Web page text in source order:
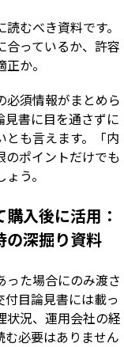
むべき資料です。
合っているか、許容
か。
必須情報がまとめら
見書に目を通さずに
も言えます。「内
ポイントだけでも
う。
入後に活用：
の深掘り資料
った場合にのみ渡さ
目論見書には載っ
状況、運用会社の経
む必要はありません